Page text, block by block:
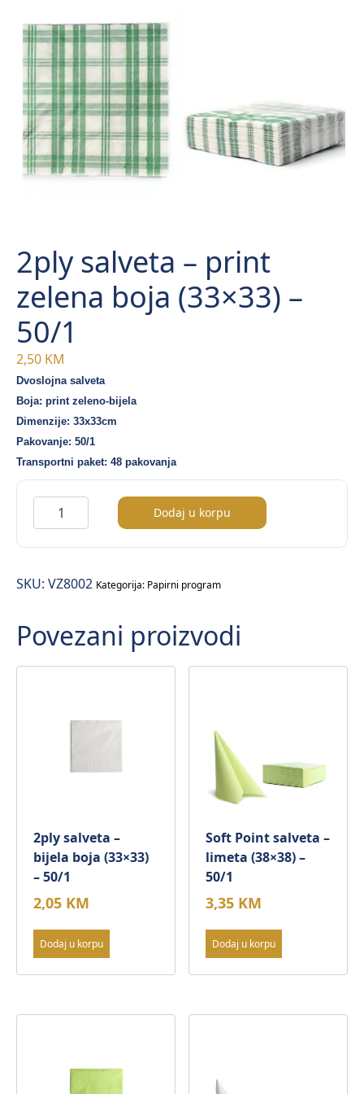
2ply salveta – print
zelena boja (33×33) –
50/1
2,50 KM
Dvoslojna salveta
Boja: print zeleno-bijela
Dimenzije: 33x33cm
Pakovanje: 50/1
Transportni paket: 48 pakovanja
salveta
–
zelena
(33×33)
–
50/1
Dodaj u korpu
SKU: VZ8002 Kategorija: Papirni program
Povezani proizvodi
2ply salveta –
bijela boja (33×33)
– 50/1
2,05 KM
Dodaj u korpu
Soft Point salveta –
limeta (38×38) –
50/1
3,35 KM
Dodaj u korpu